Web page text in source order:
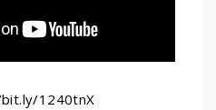
bit.ly/1240tnX